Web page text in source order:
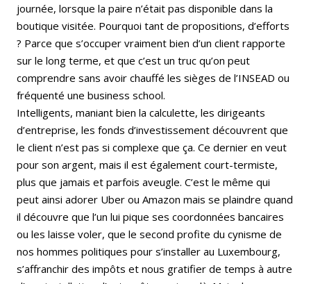
journée, lorsque la paire n’était pas disponible dans la
boutique visitée. Pourquoi tant de propositions, d’efforts
? Parce que s’occuper vraiment bien d’un client rapporte
sur le long terme, et que c’est un truc qu’on peut
comprendre sans avoir chauffé les sièges de l’INSEAD ou
fréquenté une business school.
Intelligents, maniant bien la calculette, les dirigeants
d’entreprise, les fonds d’investissement découvrent que
le client n’est pas si complexe que ça. Ce dernier en veut
pour son argent, mais il est également court-termiste,
plus que jamais et parfois aveugle. C’est le même qui
peut ainsi adorer Uber ou Amazon mais se plaindre quand
il découvre que l’un lui pique ses coordonnées bancaires
ou les laisse voler, que le second profite du cynisme de
nos hommes politiques pour s’installer au Luxembourg,
s’affranchir des impôts et nous gratifier de temps à autre